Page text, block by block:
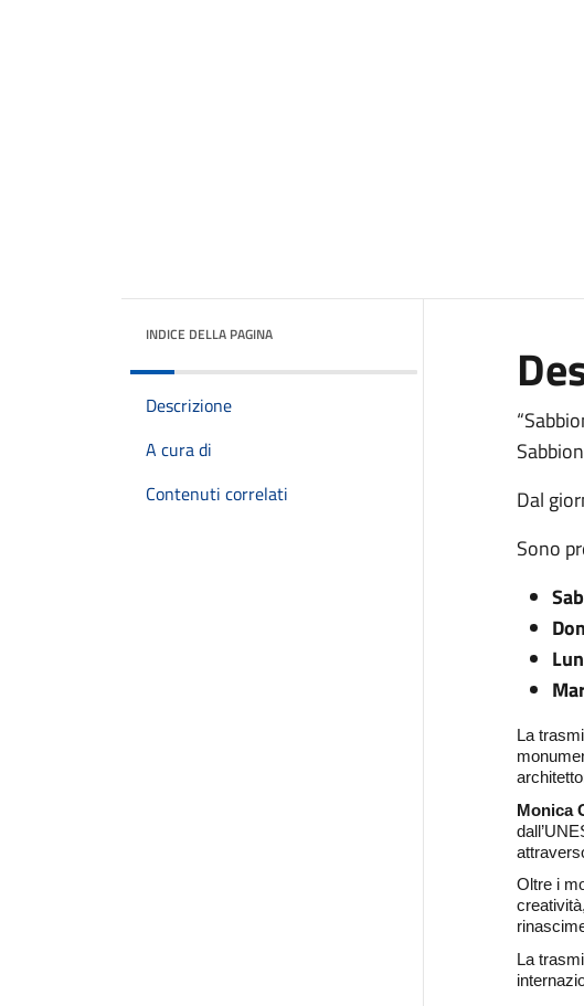
INDICE DELLA PAGINA
Descrizione
A cura di
Contenuti correlati
Dal
Sono
La
Monica
Oltre i
La